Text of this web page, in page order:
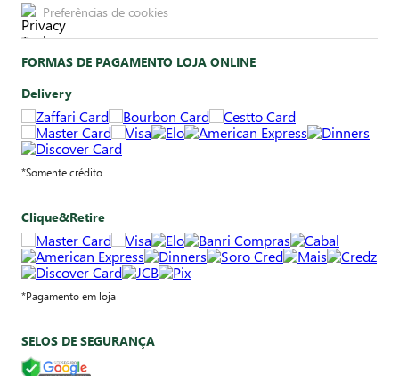
Preferências de cookies
FORMAS DE PAGAMENTO LOJA ONLINE
Delivery
*Somente crédito
Clique&Retire
*Pagamento em loja
SELOS DE SEGURANÇA